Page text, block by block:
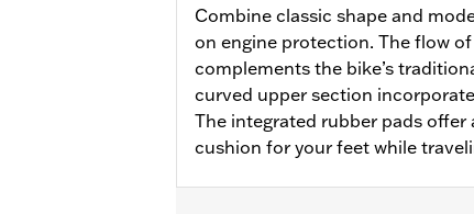
Combine classic shape and
on engine protection. The flow
complements the bike’s
curved upper section
The integrated rubber pads
cushion for your feet while